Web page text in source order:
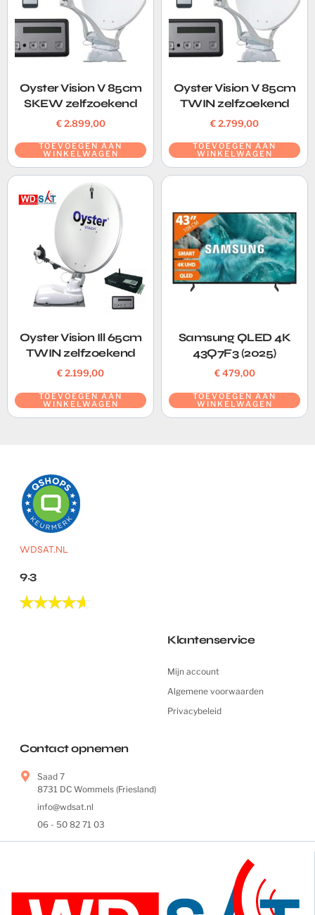
Oyster Vision V 85cm
SKEW zelfzoekend
€2.899,00
TOEVOEGEN AAN
WINKELWAGEN
Oyster Vision V 85cm
TWIN zelfzoekend
€2.799,00
TOEVOEGEN AAN
WINKELWAGEN
Oyster Vision Ill 65cm
TWIN zelfzoekend
€2.199,00
TOEVOEGEN AAN
WINKELWAGEN
Samsung QLED 4K
43Q7F3 (2025)
€479,00
TOEVOEGEN AAN
WINKELWAGEN
WDSAT.NL
9.3
Klantenservice
Mijn account
Algemene voorwaarden
Privacybeleid
Contact opnemen
Saad 7
8731 DC Wommels (Friesland)
info@wdsat.nl
06 - 50 82 71 03